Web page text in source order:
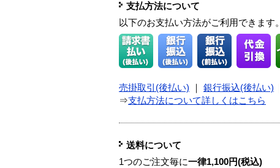
支払方法について
以下のお支払い方法がご利用できます。
売掛取引(後払い) 銀行振込(後払い)
⇒支払方法について詳しくはこちら
送料について
1つのご注文毎に一律1,100円(税込)